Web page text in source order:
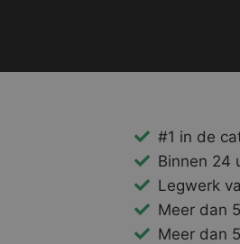
#1 in de
Binnen 24
Legwerk
Meer dan
Meer dan